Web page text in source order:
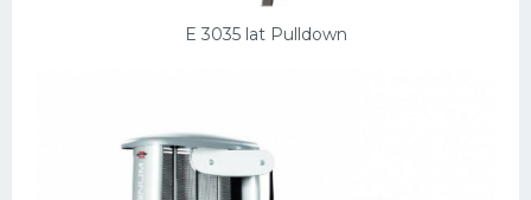
E 3035 lat Pulldown